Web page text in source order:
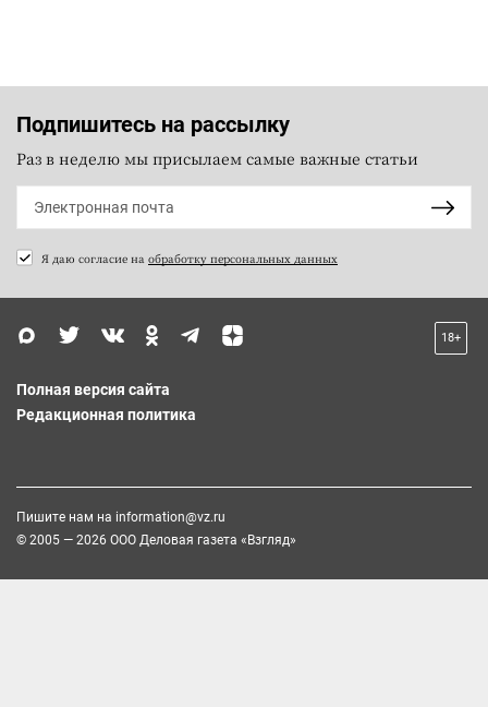
Подпишитесь на рассылку
Раз в неделю мы присылаем самые важные статьи
Я даю согласие на обработку персональных данных
18+
Полная версия сайта
Редакционная политика
Пишите нам на information@vz.ru
© 2005 — 2026 ООО Деловая газета «Взгляд»